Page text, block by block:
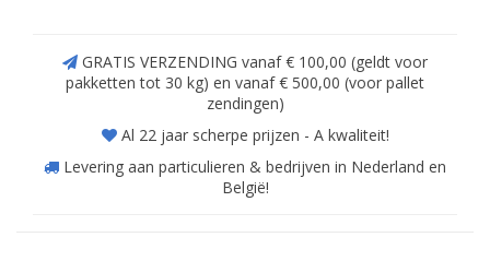
GRATIS VERZENDING vanaf € 100,00 (geldt voor
pakketten tot 30 kg) en vanaf € 500,00 (voor pallet
zendingen)
Al 22 jaar scherpe prijzen - A kwaliteit!
Levering aan particulieren & bedrijven in Nederland en
België!